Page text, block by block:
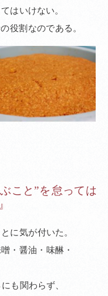
はいけない。
役割 なのである。
こと”を 怠っては
』
とに 気が付いた。
・ 醤油・ 味醂・
にも 関わらず、